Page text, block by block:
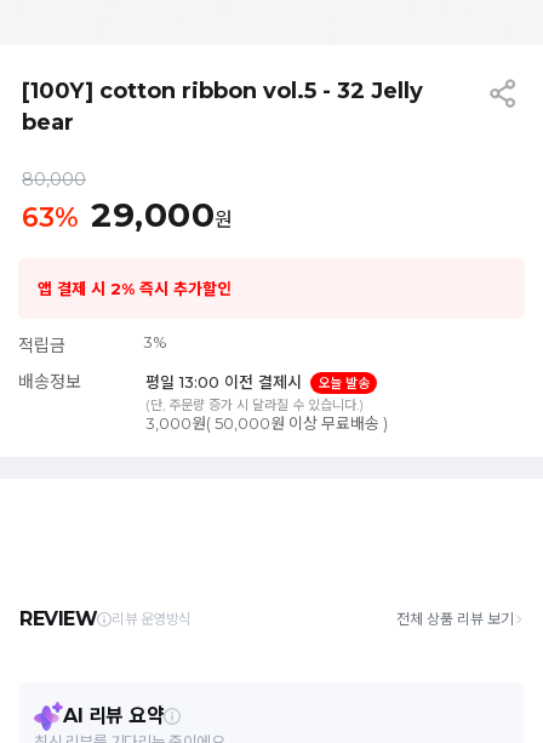
[100Y] cotton ribbon vol.5 - 32 Jelly
bear
80,000
63% 29,000원
앱 결제 시 2% 즉시 추가할인
적립금 3%
배송정보 평일 13:00 이전 결제시
오늘 발송
(단, 주문량 증가 시 달라질 수 있습니다.)
3,000원( 50,000원 이상 무료배송 )